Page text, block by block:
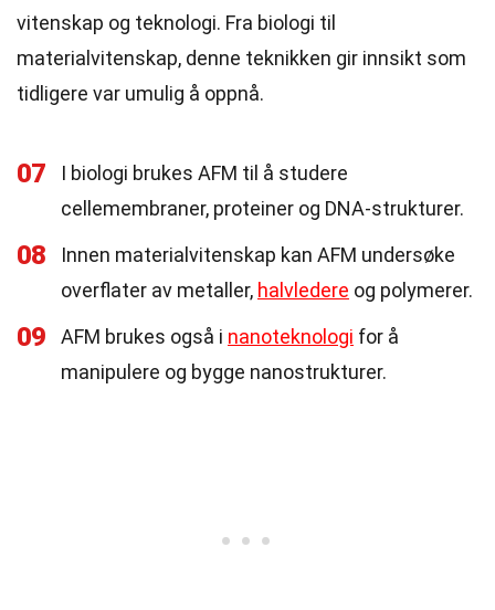
vitenskap og teknologi. Fra biologi til
materialvitenskap, denne teknikken gir innsikt som
tidligere var umulig å oppnå.
07
I biologi brukes AFM til å studere
cellemembraner, proteiner og DNA-strukturer.
08
Innen materialvitenskap kan AFM undersøke
overflater av metaller, halvledere og polymerer.
09 AFM brukes også i nanoteknologi for å
manipulere og bygge nanostrukturer.